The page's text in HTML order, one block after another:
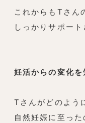
これからもTさん
しっかりサポート
妊活からの変化
Tさんがどのよう
自然妊娠に至った